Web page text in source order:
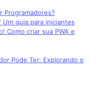
Programadores?
guia para iniciantes
Como criar sua PWA e
Pode Ter: Explorando o